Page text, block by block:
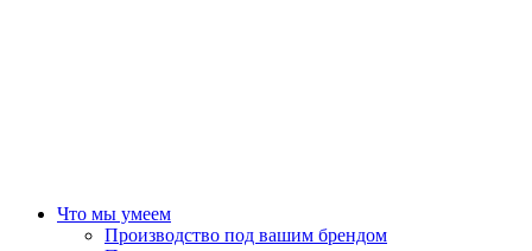
Что мы умеем
Производство под вашим брендом